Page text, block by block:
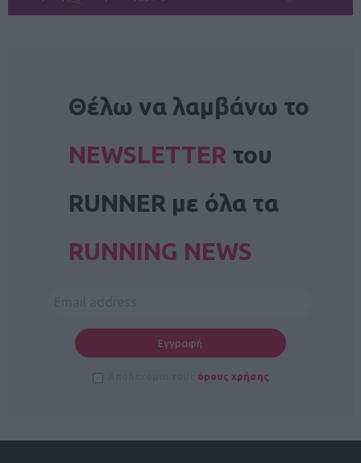
Θέλω να λαμβάνω το
NEWSLETTER του
RUNNER με όλα τα
RUNNING NEWS
όρους χρήσης